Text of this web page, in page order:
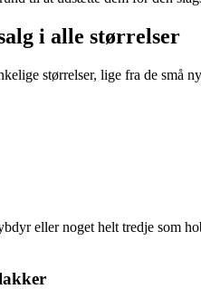
i alle størrelser
størrelser, lige fra de små
eller noget helt tredje som